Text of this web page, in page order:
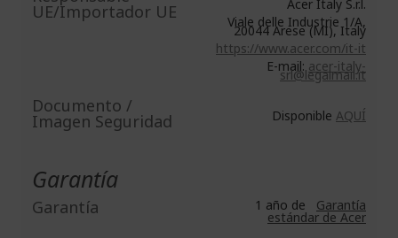
UE/Importador UE
Acer Italy S.r.l.
Viale delle Industrie 1/A,
20044 Arese (MI), Italy
https://www.acer.com/it-it
E-mail:acer-italy-
srl@legalmail.it
Documento /
Imagen Seguridad Disponible AQUÍ
Garantía
Garantía 1 año de Garantía
estándar de Acer